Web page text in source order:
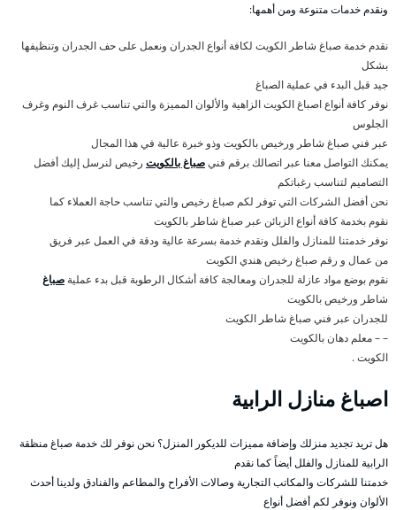
ونقدم خدمات متنوعة ومن أهمها:
نقدم خدمة صباغ شاطر الكويت لكافة أنواع الجدران ونعمل على حف الجدران وتنظيفها
بشكل
جيد قبل البدء في عملية الصباغ
نوفر كافة أنواع اصباغ الكويت الزاهية والألوان المميزة والتي تناسب غرف النوم وغرف
الجلوس
عبر فني صباغ شاطر ورخيص بالكويت وذو خبرة عالية في هذا المجال
يمكنك التواصل معنا عبر اتصالك برقم فنيصباغ بالكويت رخيص لنرسل إليك أفضل
التصاميم لتناسب رغباتكم
نحن أفضل الشركات التي توفر لكم صباغ رخيص والتي تناسب حاجة العملاء كما
نقوم بخدمة كافة أنواع الزبائن عبر صباغ شاطر بالكويت
نوفر خدمتنا للمنازل والفلل ونقدم خدمة بسرعة عالية ودقة في العمل عبر فريق
من عمال و رقم صباغ رخيص هندي الكويت
نقوم بوضع مواد عازلة للجدران ومعالجة كافة أشكال الرطوبة قبل بدء عملية صباغ
شاطر ورخيص بالكويت
للجدران عبر فني صباغ شاطر الكويت
– – معلم دهان بالكويت
الكويت .
اصباغ منازل الرابية
هل تريد تجديد منزلك وإضافة مميزات للديكور المنزل؟ نحن نوفر لك خدمة صباغ منظقة
الرابية للمنازل والفلل أيضاً كما نقدم
خدمتنا للشركات والمكاتب التجارية وصالات الأفراح والمطاعم والفنادق ولدينا أحدث
الألوان ونوفر لكم أفضل أنواع